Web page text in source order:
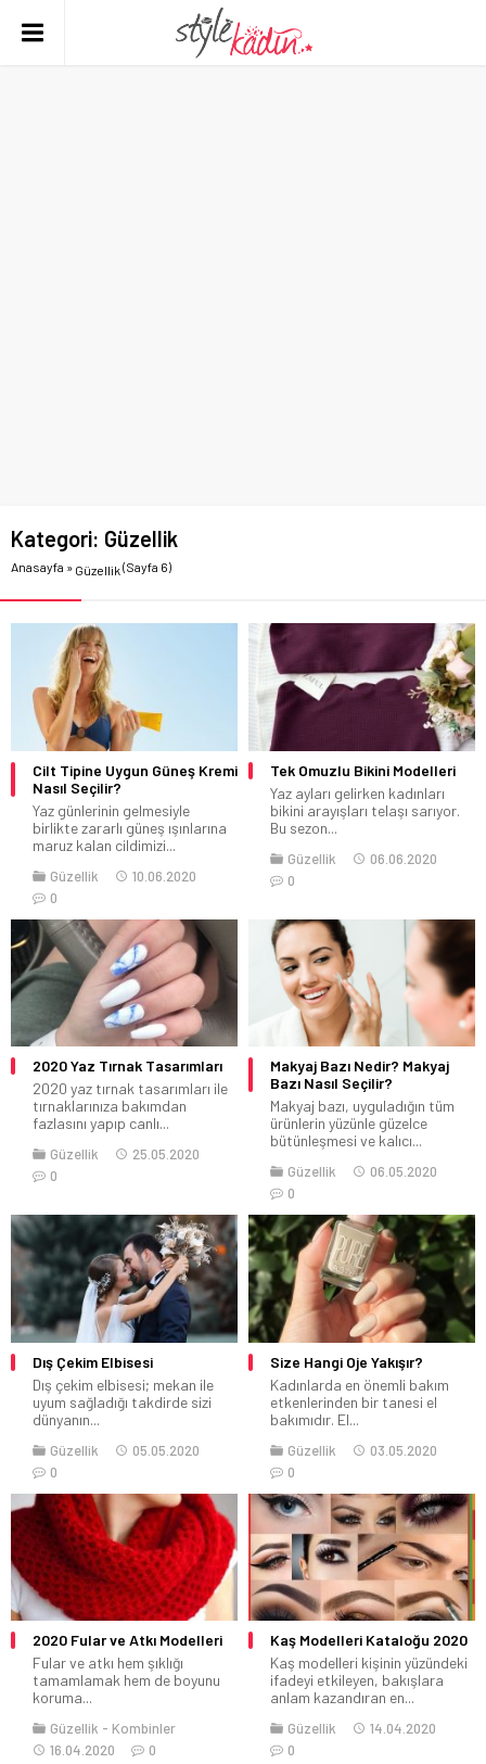
Kategori: Güzellik
Anasayfa » Güzellik(Sayfa 6)
Cilt Tipine Uygun Güneş Kremi
Nasıl Seçilir?
Yaz günlerinin gelmesiyle
birlikte zararlı güneş ışınlarına
maruz kalan cildimizi...
Güzellik
10.06.2020
0
Tek Omuzlu Bikini Modelleri
Yaz ayları gelirken kadınları
bikini arayışları telaşı sarıyor.
Bu sezon...
Güzellik
06.06.2020
0
2020 Yaz Tırnak Tasarımları
2020 yaz tırnak tasarımları ile
tırnaklarınıza bakımdan
fazlasını yapıp canlı...
Güzellik
25.05.2020
0
Makyaj Bazı Nedir? Makyaj
Bazı Nasıl Seçilir?
Makyaj bazı, uyguladığın tüm
ürünlerin yüzünle güzelce
bütünleşmesi ve kalıcı...
Güzellik
06.05.2020
0
Dış Çekim Elbisesi
Dış çekim elbisesi; mekan ile
uyum sağladığı takdirde sizi
dünyanın...
Güzellik
05.05.2020
0
Size Hangi Oje Yakışır?
Kadınlarda en önemli bakım
etkenlerinden bir tanesi el
bakımıdır. El...
Güzellik
03.05.2020
0
2020 Fular ve Atkı Modelleri
Fular ve atkı hem şıklığı
tamamlamak hem de boyunu
koruma...
Güzellik
Kombinler
16.04.2020
0
Kaş Modelleri Kataloğu 2020
Kaş modelleri kişinin yüzündeki
ifadeyi etkileyen, bakışlara
anlam kazandıran en...
Güzellik
14.04.2020
0